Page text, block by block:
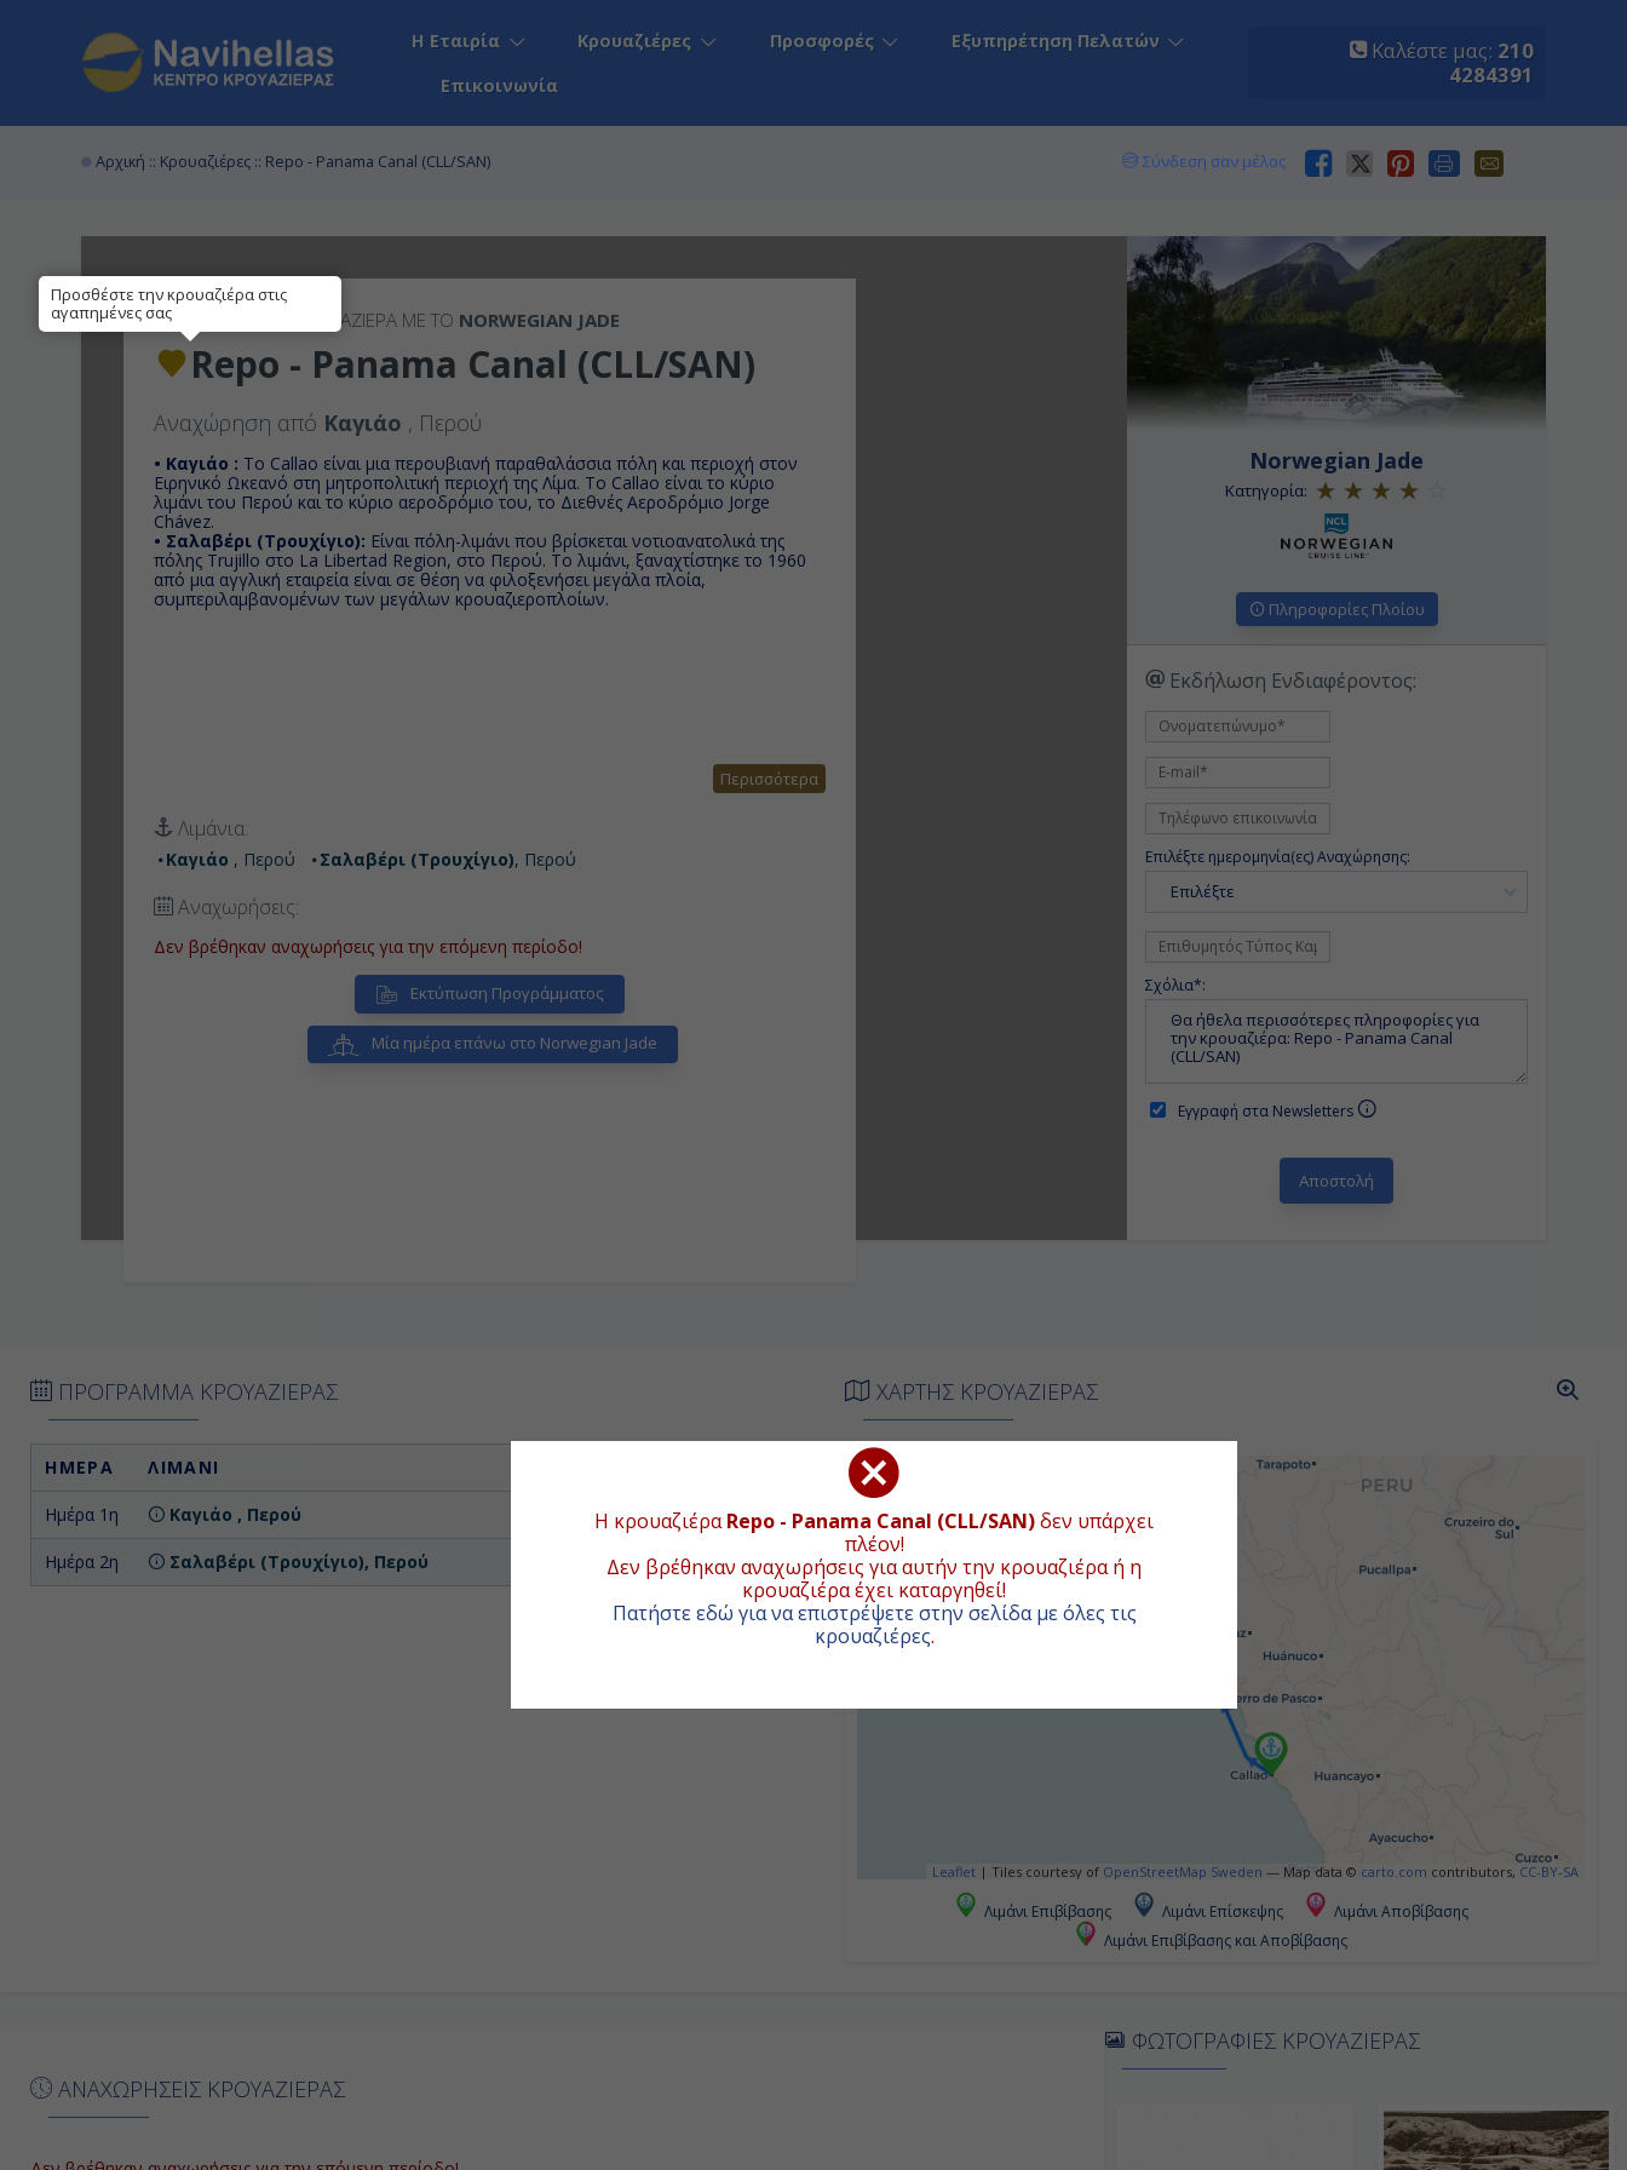
Η κρουαζιέραRepo - Panama Canal (CLL/SAN)δεν υπάρχει
πλέον!
Δεν βρέθηκαν αναχωρήσεις για αυτήν την κρουαζιέρα ή η
κρουαζιέρα έχει καταργηθεί!
Πατήστε εδώ για να επιστρέψετε στην σελίδα με όλες τις
κρουαζιέρες.
Η Εταιρία Κρουαζιέρες Προσφορές
Εξυπηρέτηση Πελατών
Επικοινωνία
Καλέστε μας: 210
4284391
Αρχική :: Κρουαζιέρες :: Repo - Panama Canal (CLL/SAN) Σύνδεση σαν μέλος
17 - 20 ΗΜΈΡΕΣ ΚΡΟΥΑΖΙΕΡΑ ΜΕ ΤΟ NORWEGIAN JADE
Repo - Panama Canal (CLL/SAN)
Αναχώρηση από Καγιάο , Περού
• Καγιάο : Το Callao είναι μια περουβιανή παραθαλάσσια πόλη και περιοχή στον
Ειρηνικό Ωκεανό στη μητροπολιτική περιοχή της Λίμα. Το Callao είναι το κύριο
λιμάνι του Περού και το κύριο αεροδρόμιο του, το Διεθνές Αεροδρόμιο Jorge
Chávez.
• Σαλαβέρι (Τρουχίγιο): Eίναι πόλη-λιμάνι που βρίσκεται νοτιοανατολικά της
πόλης Trujillo στο La Libertad Region, στο Περού. Το λιμάνι, ξαναχτίστηκε το 1960
από μια αγγλική εταιρεία είναι σε θέση να φιλοξενήσει μεγάλα πλοία,
συμπεριλαμβανομένων των μεγάλων κρουαζιεροπλοίων.
Περισσότερα
Λιμάνια:
Καγιάο , Περού Σαλαβέρι (Τρουχίγιο), Περού
Αναχωρήσεις:
Δεν βρέθηκαν αναχωρήσεις για την επόμενη περίοδο!
Εκτύπωση Προγράμματος
Μία ημέρα επάνω στο Norwegian Jade
Norwegian Jade
Κατηγορία:
Πληροφορίες Πλοίου
Εκδήλωση Ενδιαφέροντος:
Επιλέξτε ημερομηνία(ες) Αναχώρησης:
Επιλέξτε
Σχόλια*:
Εγγραφή στα Newsletters
ΠΡΟΓΡΑΜΜΑ ΚΡΟΥΑΖΙΕΡΑΣ
ΗΜΕΡΑ ΛΙΜΑΝΙ
Ημέρα 1η Καγιάο , Περού Επιβίβαση 18:00
Ημέρα 2η Σαλαβέρι (Τρουχίγιο), Περού 19:00
ΧΑΡΤΗΣ ΚΡΟΥΑΖΙΕΡΑΣ
+
−
Leaflet | Tiles courtesy of OpenStreetMap Sweden — Map data © carto.com contributors, CC-BY-SA
Λιμάνι Επιβίβασης Λιμάνι Επίσκεψης
Λιμάνι Αποβίβασης
Λιμάνι Επιβίβασης και Αποβίβασης
ΑΝΑΧΩΡΗΣΕΙΣ ΚΡΟΥΑΖΙΕΡΑΣ
ΦΩΤΟΓΡΑΦΙΕΣ ΚΡΟΥΑΖΙΕΡΑΣ
Προσθέστε την κρουαζιέρα στις
αγαπημένες σας